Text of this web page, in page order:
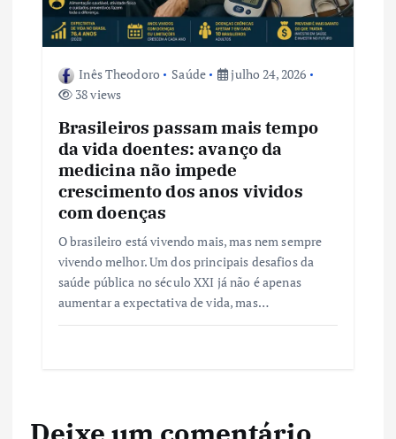
Inês Theodoro Saúde
julho 24, 2026
38 views
Brasileiros passam mais tempo
da vida doentes: avanço da
medicina não impede
crescimento dos anos vividos
com doenças
O brasileiro está vivendo mais, mas nem sempre
vivendo melhor. Um dos principais desafios da
saúde pública no século XXI já não é apenas
aumentar a expectativa de vida, mas…